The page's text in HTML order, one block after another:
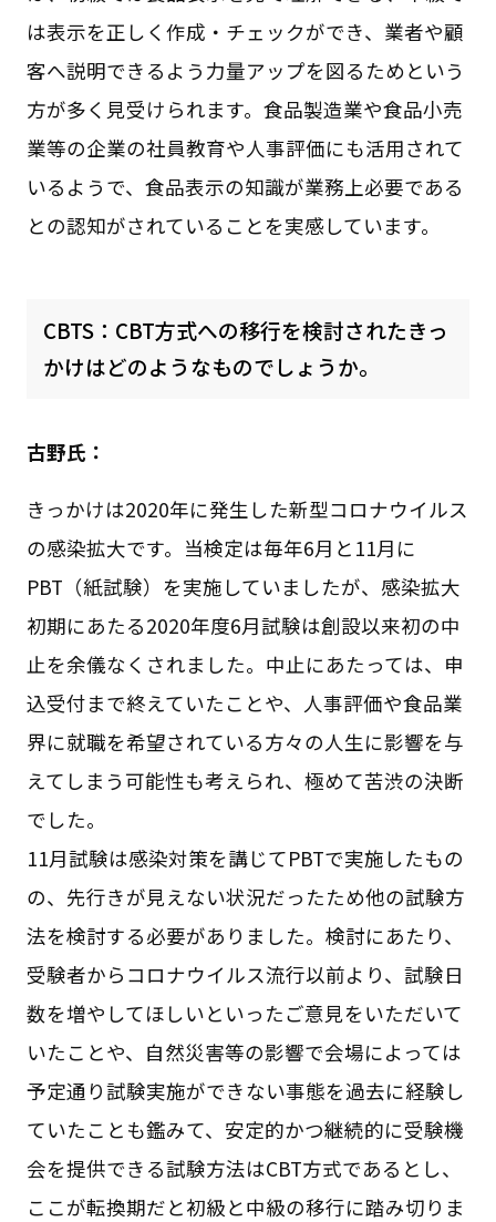
は表示を正しく作成・チェックができ、業者や顧
客へ説明できるよう力量アップを図るためという
方が多く見受けられます。食品製造業や食品小売
業等の企業の社員教育や人事評価にも活用されて
いるようで、食品表示の知識が業務上必要である
との認知がされていることを実感しています。
CBTS：CBT方式への移行を検討されたきっ
かけはどのようなものでしょうか。
古野氏：
きっかけは2020年に発生した新型コロナウイルス
の感染拡大です。当検定は毎年6月と11月に
PBT（紙試験）を実施していましたが、感染拡大
初期にあたる2020年度6月試験は創設以来初の中
止を余儀なくされました。中止にあたっては、申
込受付まで終えていたことや、人事評価や食品業
界に就職を希望されている方々の人生に影響を与
えてしまう可能性も考えられ、極めて苦渋の決断
でした。
11月試験は感染対策を講じてPBTで実施したもの
の、先行きが見えない状況だったため他の試験方
法を検討する必要がありました。検討にあたり、
受験者からコロナウイルス流行以前より、試験日
数を増やしてほしいといったご意見をいただいて
いたことや、自然災害等の影響で会場によっては
予定通り試験実施ができない事態を過去に経験し
ていたことも鑑みて、安定的かつ継続的に受験機
会を提供できる試験方法はCBT方式であるとし、
ここが転換期だと初級と中級の移行に踏み切りま